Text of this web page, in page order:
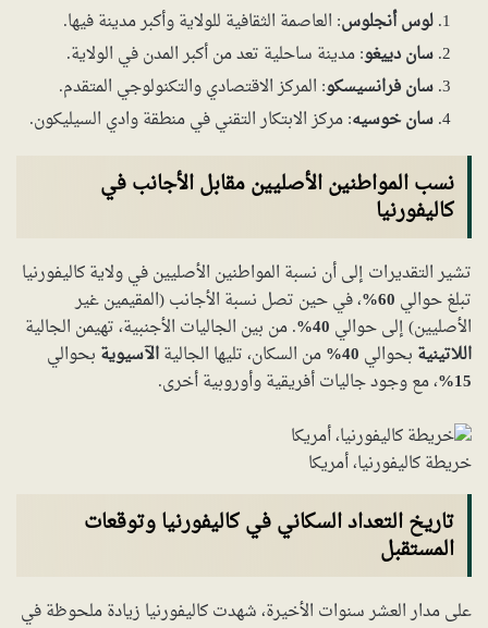
لوس أنجلوس: العاصمة الثقافية للولاية وأكبر مدينة فيها.
سان دييغو: مدينة ساحلية تعد من أكبر المدن في الولاية.
سان فرانسيسكو: المركز الاقتصادي والتكنولوجي المتقدم.
سان خوسيه: مركز الابتكار التقني في منطقة وادي السيليكون.
نسب المواطنين الأصليين مقابل الأجانب في
كاليفورنيا
تشير التقديرات إلى أن نسبة المواطنين الأصليين في ولاية كاليفورنيا
تبلغ حوالي 60% ، في حين تصل نسبة الأجانب (المقيمين غير
الأصليين) إلى حوالي 40% . من بين الجاليات الأجنبية، تهيمن الجالية
اللاتينية بحوالي 40% من السكان، تليها الجاليةالآسيوية بحوالي
15% ، مع وجود جاليات أفريقية وأوروبية أخرى.
خريطة كاليفورنيا، أمريكا
تاريخ التعداد السكاني في كاليفورنيا وتوقعات
المستقبل
على مدار العشر سنوات الأخيرة، شهدت كاليفورنيا زيادة ملحوظة في